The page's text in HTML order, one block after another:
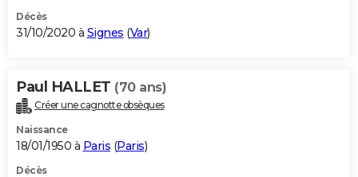
Décès
31/10/2020 à Signes (Var)
Paul HALLET (70 ans)
Créer une cagnotte obsèques
Naissance
18/01/1950 à Paris (Paris)
Décès